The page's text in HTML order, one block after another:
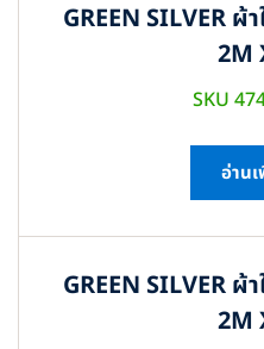
GREEN SILVER ผ้
2M
SKU
อ่าน
GREEN SILVER ผ้
2M